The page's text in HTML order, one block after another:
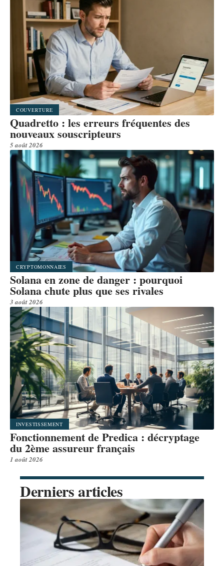
COUVERTURE
Quadretto : les erreurs fréquentes des
nouveaux souscripteurs
5 août 2026
CRYPTOMONNAIES
Solana en zone de danger : pourquoi
Solana chute plus que ses rivales
3 août 2026
INVESTISSEMENT
Fonctionnement de Predica : décryptage
du 2ème assureur français
1 août 2026
Derniers articles